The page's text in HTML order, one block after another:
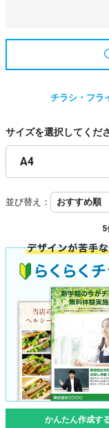
チラシ・フラ
サイズを選択してくだ
並び替え：
5
かんたん作成す